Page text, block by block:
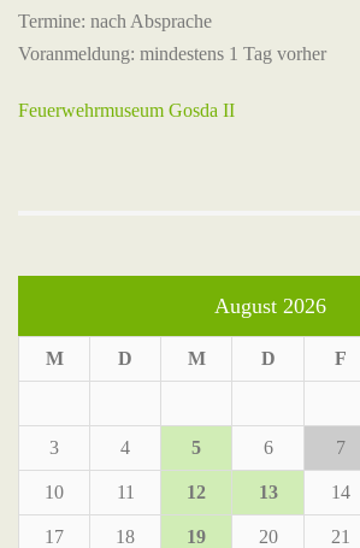
Termine: nach Absprache
Voranmeldung: mindestens 1 Tag vorher
Feuerwehrmuseum Gosda II
August 2026
M D M D F
3 4 5 6 7
10 11 12 13 14
17 18 19 20 21